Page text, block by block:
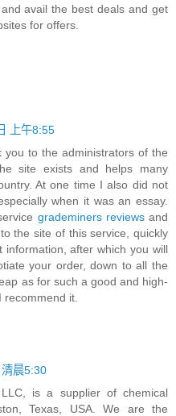
avail the best deals and get
for offers.
上午8:55
to the administrators of the
site exists and helps many
At one time I also did not
when it was an essay.
grademiners reviewsand
the site of this service, quickly
information, after which you will
your order, down to all the
as for such a good and high-
it.
晨5:30
LLC, is a supplier of chemical
Texas, USA. We are the